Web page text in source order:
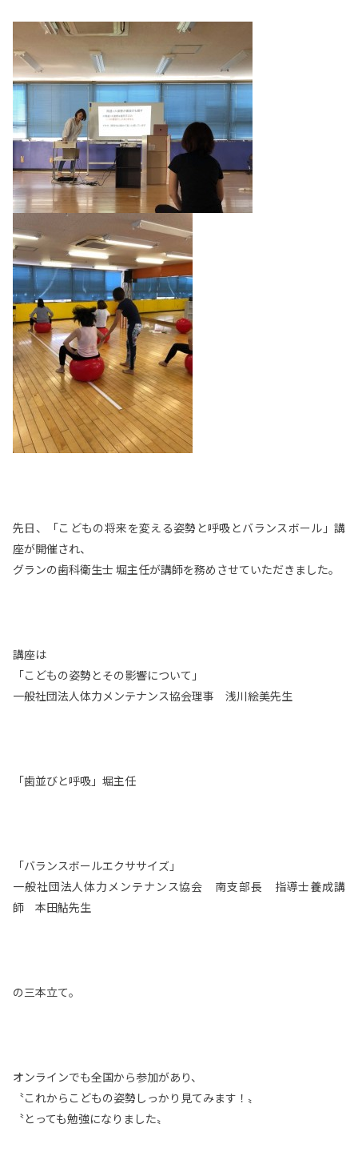
先日、「こどもの将来を変える姿勢と呼吸とバランスボール」講
座が開催され、
グランの歯科衛生士 堀主任が講師を務めさせていただきました。
講座は
「こどもの姿勢とその影響について」
一般社団法人体力メンテナンス協会理事 浅川絵美先生
「歯並びと呼吸」堀主任
「バランスボールエクササイズ」
一般社団法人体力メンテナンス協会 南支部長 指導士養成講
師 本田鮎先生
の三本立て。
オンラインでも全国から参加があり、
〝これからこどもの姿勢しっかり見てみます！〟
〝とっても勉強になりました〟